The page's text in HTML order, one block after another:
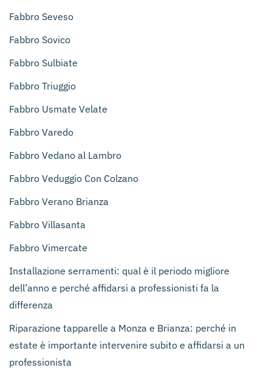
Fabbro Seveso
Fabbro Sovico
Fabbro Sulbiate
Fabbro Triuggio
Fabbro Usmate Velate
Fabbro Varedo
Fabbro Vedano al Lambro
Fabbro Veduggio Con Colzano
Fabbro Verano Brianza
Fabbro Villasanta
Fabbro Vimercate
Installazione serramenti: qual è il periodo migliore
dell’anno e perché affidarsi a professionisti fa la
differenza
Riparazione tapparelle a Monza e Brianza: perché in
estate è importante intervenire subito e affidarsi a un
professionista